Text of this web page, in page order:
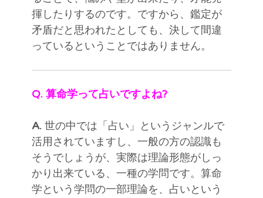
揮したりするのです。ですから、鑑定が
矛盾だと思われたとしても、決して間違
っているということではありません。
Q. 算命学って占いですよね?
A. 世の中では「占い」というジャンルで
活用されていますし、一般の方の認識も
そうでしょうが、実際は理論形態がしっ
かり出来ている、一種の学問です。算命
学という学問の一部理論を、占いという